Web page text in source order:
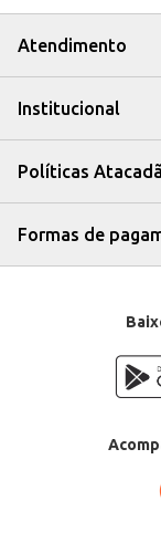
Atendimento
Institucional
Políticas
Formas de